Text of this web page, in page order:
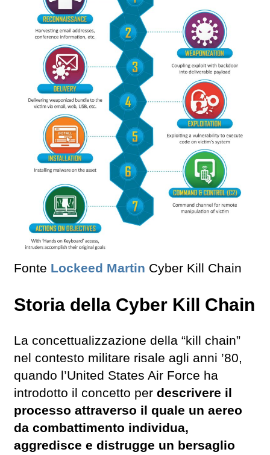
Fonte Lockeed Martin Cyber Kill Chain
Storia della Cyber Kill Chain
La concettualizzazione della “kill chain”
nel contesto militare risale agli anni ’80,
quando l’United States Air Force ha
introdotto il concetto per descrivere il
processo attraverso il quale un aereo
da combattimento individua,
aggredisce e distrugge un bersaglio